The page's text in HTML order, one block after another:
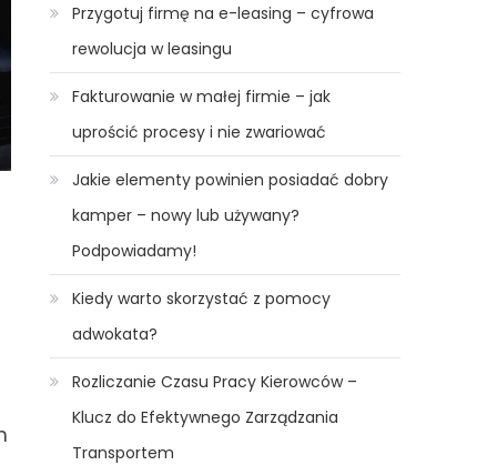
Przygotuj firmę na e-leasing – cyfrowa
rewolucja w leasingu
Fakturowanie w małej firmie – jak
uprościć procesy i nie zwariować
Jakie elementy powinien posiadać dobry
kamper – nowy lub używany?
Podpowiadamy!
Kiedy warto skorzystać z pomocy
adwokata?
Rozliczanie Czasu Pracy Kierowców –
Klucz do Efektywnego Zarządzania
Transportem